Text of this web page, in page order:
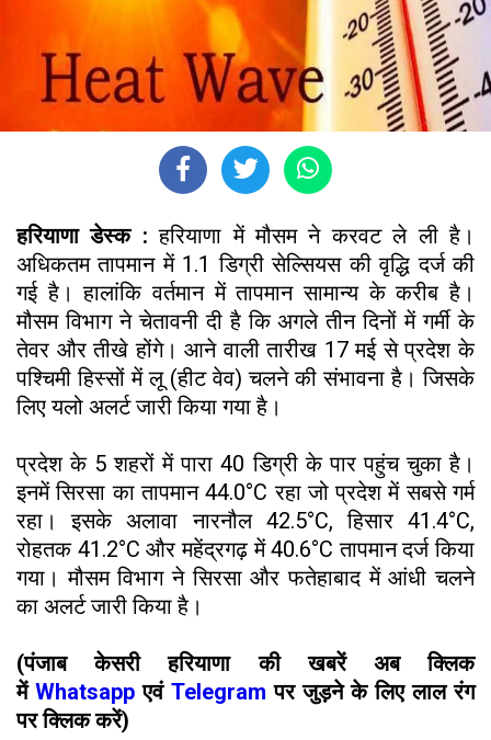
हरियाणा डेस्क :हरियाणा में मौसम ने करवट ले ली है।
अधिकतम तापमान में 1.1 डिग्री सेल्सियस की वृद्धि दर्ज की
गई है। हालांकि वर्तमान में तापमान सामान्य के करीब है।
मौसम विभाग ने चेतावनी दी है कि अगले तीन दिनों में गर्मी के
तेवर और तीखे होंगे। आने वाली तारीख 17 मई से प्रदेश के
पश्चिमी हिस्सों में लू (हीट वेव) चलने की संभावना है। जिसके
लिए यलो अलर्ट जारी किया गया है।
प्रदेश के 5 शहरों में पारा 40 डिग्री के पार पहुंच चुका है।
इनमें सिरसा का तापमान 44.0°C रहा जो प्रदेश में सबसे गर्म
रहा। इसके अलावा नारनौल 42.5°C, हिसार 41.4°C,
रोहतक 41.2°C और महेंद्रगढ़ में 40.6°C तापमान दर्ज किया
गया। मौसम विभाग ने सिरसा और फतेहाबाद में आंधी चलने
का अलर्ट जारी किया है।
(पंजाब केसरी हरियाणा की खबरें अब क्लिक
में Whatsappएवं Telegram पर जुड़ने के लिए लाल रंग
पर क्लिक करें)